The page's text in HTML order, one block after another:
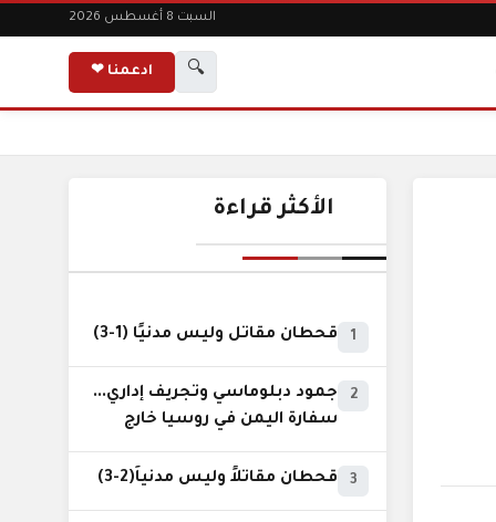
السبت 8 أغسطس 2026
🔍 ادعمنا ❤
الأكثر قراءة
1 قحطان مقاتل وليس مدنيًا (1-3)
2
جمود دبلوماسي وتجريف إداري...
سفارة اليمن في روسيا خارج
3 قحطان مقاتلاً وليس مدنياً(2-3)